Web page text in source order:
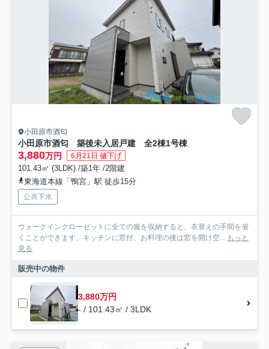
小田原市酒匂
小田原市酒匂 築後未入居戸建 全2棟1号棟
3,880万円 6月21日 値下げ
101.43㎡ (3LDK) /築1年 /2階建
東海道本線「鴨宮」駅 徒歩15分
公共下水
ウォークインクローゼットに全ての服を収納すると、衣替えの手間を省
くことができます。キッチンに窓付、お料理の後は窓を開け空... もっと
見る
販売中の物件
3,880万円
- / 101.43㎡ / 3LDK